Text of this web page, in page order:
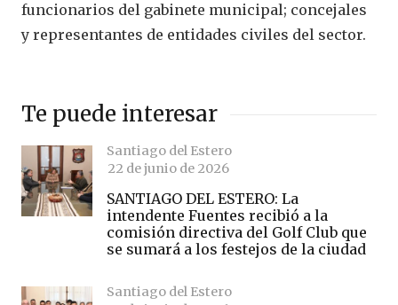
funcionarios del gabinete municipal; concejales
y representantes de entidades civiles del sector.
Te puede interesar
Santiago del Estero
22 de junio de 2026
SANTIAGO DEL ESTERO: La
intendente Fuentes recibió a la
comisión directiva del Golf Club que
se sumará a los festejos de la ciudad
Santiago del Estero